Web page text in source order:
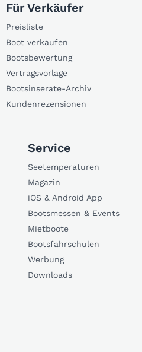
Für Verkäufer
Preisliste
Boot verkaufen
Bootsbewertung
Vertragsvorlage
Bootsinserate-Archiv
Kundenrezensionen
Service
Seetemperaturen
Magazin
iOS & Android App
Bootsmessen & Events
Mietboote
Bootsfahrschulen
Werbung
Downloads